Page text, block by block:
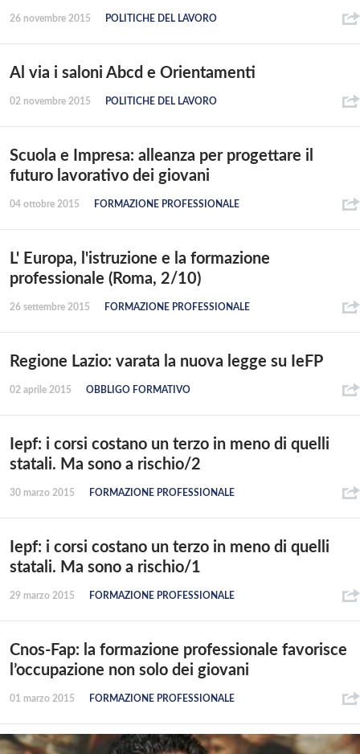
26 novembre 2015 POLITICHE DEL LAVORO
Al via i saloni Abcd e Orientamenti
02 novembre 2015 POLITICHE DEL LAVORO
Scuola e Impresa: alleanza per progettare il
futuro lavorativo dei giovani
04 ottobre 2015 FORMAZIONE PROFESSIONALE
L' Europa, l'istruzione e la formazione
professionale (Roma, 2/10)
26 settembre 2015 FORMAZIONE PROFESSIONALE
Regione Lazio: varata la nuova legge su IeFP
02 aprile 2015 OBBLIGO FORMATIVO
Iepf: i corsi costano un terzo in meno di quelli
statali. Ma sono a rischio/2
30 marzo 2015 FORMAZIONE PROFESSIONALE
Iepf: i corsi costano un terzo in meno di quelli
statali. Ma sono a rischio/1
29 marzo 2015 FORMAZIONE PROFESSIONALE
Cnos-Fap: la formazione professionale favorisce
l’occupazione non solo dei giovani
01 marzo 2015 FORMAZIONE PROFESSIONALE